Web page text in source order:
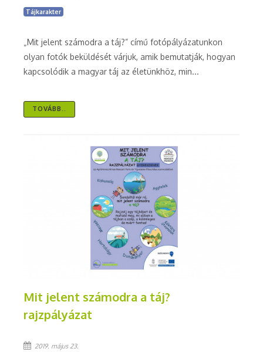
Tájkarakter
„Mit jelent számodra a táj?” című fotópályázatunkon
olyan fotók beküldését várjuk, amik bemutatják, hogyan
kapcsolódik a magyar táj az életünkhöz, min...
TOVÁBB..
Mit jelent számodra a táj?
rajzpályázat
2019. május 23.